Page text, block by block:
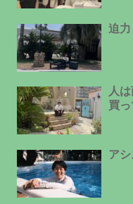
迫力
人
買
ア